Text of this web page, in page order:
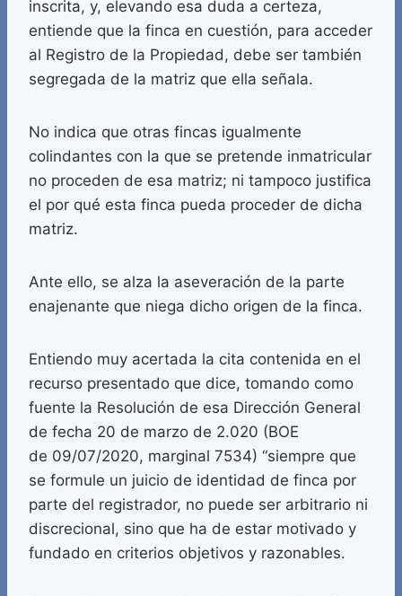
inscrita, y, elevando esa duda a certeza,
entiende que la finca en cuestión, para acceder
al Registro de la Propiedad, debe ser también
segregada de la matriz que ella señala.
No indica que otras fincas igualmente
colindantes con la que se pretende inmatricular
no proceden de esa matriz; ni tampoco justifica
el por qué esta finca pueda proceder de dicha
matriz.
Ante ello, se alza la aseveración de la parte
enajenante que niega dicho origen de la finca.
Entiendo muy acertada la cita contenida en el
recurso presentado que dice, tomando como
fuente la Resolución de esa Dirección General
de fecha 20 de marzo de 2.020 (BOE
de 09/07/2020, marginal 7534) “siempre que
se formule un juicio de identidad de finca por
parte del registrador, no puede ser arbitrario ni
discrecional, sino que ha de estar motivado y
fundado en criterios objetivos y razonables.